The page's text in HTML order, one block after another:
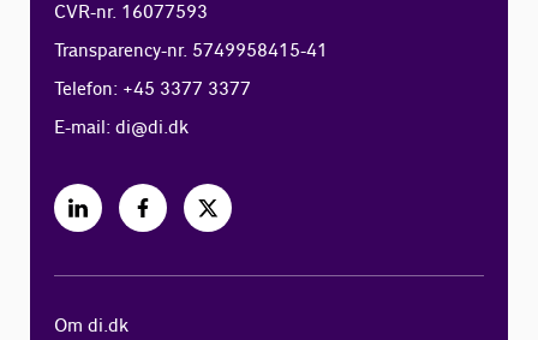
CVR-nr. 16077593
Transparency-nr. 5749958415-41
Telefon: +45 3377 3377
E-mail:di@di.dk
Om di.dk